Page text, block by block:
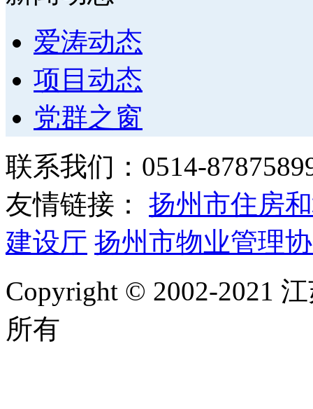
爱涛动态
项目动态
党群之窗
联系我们：0514-
友情链接： 扬州市住房
建设厅 扬州市物业管理
Copyright © 2002-2021
所有